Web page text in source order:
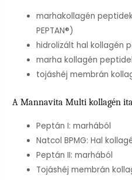
marhakollagén
PEPTAN®)
hidrolizált hal kollagén
marha kollagén
tojáshéj membrán
A Mannavita Multi kollagén
Peptán I: marhából
Natcol BPMG: Hal
Peptán II: marhából
Tojáshéj membrán